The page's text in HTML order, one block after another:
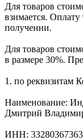
Для товаров
взимается.
получении.
Для товаров
в размере 30%.
1. по реквизитам
Наименование:
Дмитрий
ИНН: